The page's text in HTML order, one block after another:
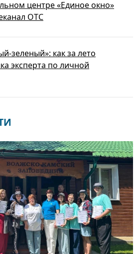
центре «Единое окно»
ОТС
зеленый»: как за лето
эксперта по личной